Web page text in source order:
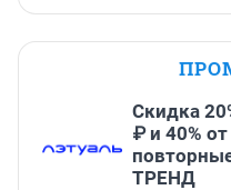
Скидка
₽ и 40%
ТРЕНД